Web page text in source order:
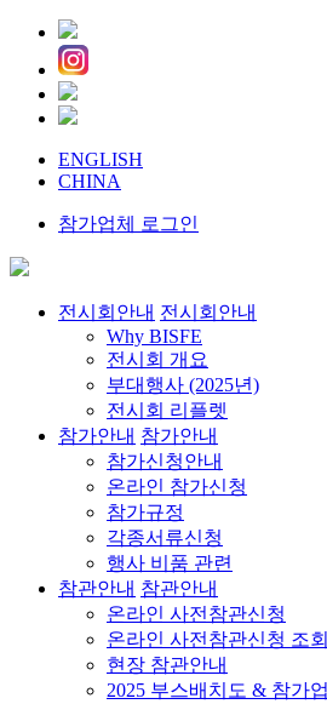
ENGLISH
CHINA
참가업체 로그인
전시회안내 전시회안내
Why BISFE
전시회 개요
부대행사 (2025년)
전시회 리플렛
참가안내 참가안내
참가신청안내
온라인 참가신청
참가규정
각종서류신청
행사 비품 관련
참관안내 참관안내
온라인 사전참관신청
온라인 사전참관신청 조회
현장 참관안내
2025 부스배치도 & 참가